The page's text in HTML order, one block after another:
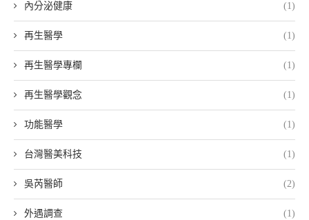
內分泌健康 (1)
再生醫學 (1)
再生醫學專欄 (1)
再生醫學觀念 (1)
功能醫學 (1)
台灣醫美科技 (1)
吳芮醫師 (2)
外遇調查 (1)